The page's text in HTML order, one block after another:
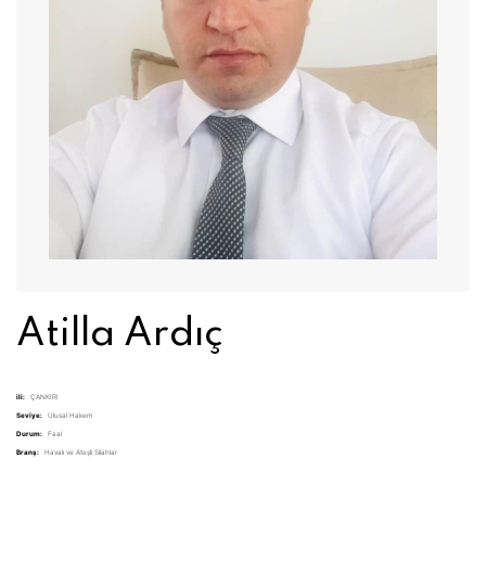
Atilla Ardıç
ili: ÇANKIRI
Seviye: Ulusal Hakem
Durum: Faal
Branş: Havalı ve Ateşli Silahlar